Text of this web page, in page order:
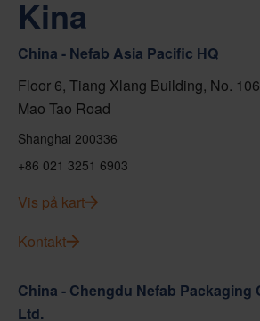
Kina
China - Nefab Asia Pacific HQ
Floor 6, Tiang Xlang Building, No.
Mao Tao Road
Shanghai 200336
+86 021 3251 6903
Vis på kart
Kontakt
China - Chengdu Nefab Packaging
Ltd.